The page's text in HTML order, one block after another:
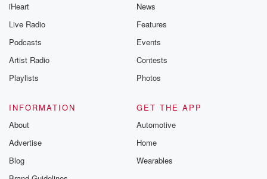
iHeart
Live Radio
Podcasts
Artist Radio
Playlists
News
Features
Events
Contests
Photos
INFORMATION
About
Advertise
Blog
GET THE APP
Automotive
Home
Wearables